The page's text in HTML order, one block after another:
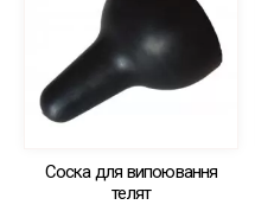
Соска для випоювання
телят